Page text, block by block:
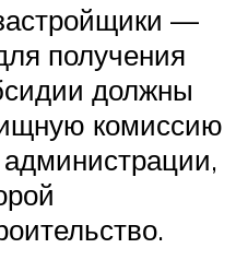
—
получения
должны
комиссию